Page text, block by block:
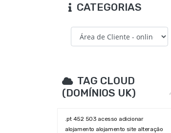
CATEGORIAS
TAG CLOUD
(DOMÍNIOS UK)
.pt 452 503 acesso adicionar
alojamento alojamento site alteração